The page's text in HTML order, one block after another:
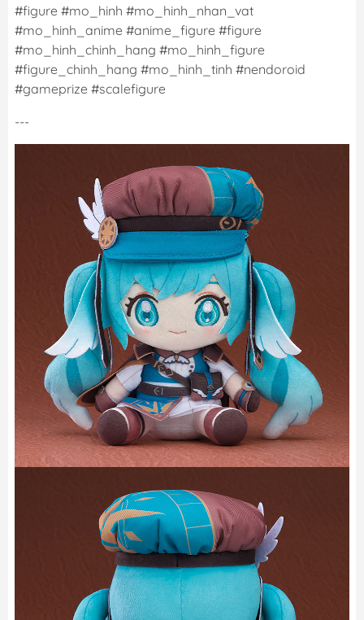
#figure #mo_hinh #mo_hinh_nhan_vat
#mo_hinh_anime #anime_figure #figure
#mo_hinh_chinh_hang #mo_hinh_figure
#figure_chinh_hang #mo_hinh_tinh #nendoroid
#gameprize #scalefigure
---